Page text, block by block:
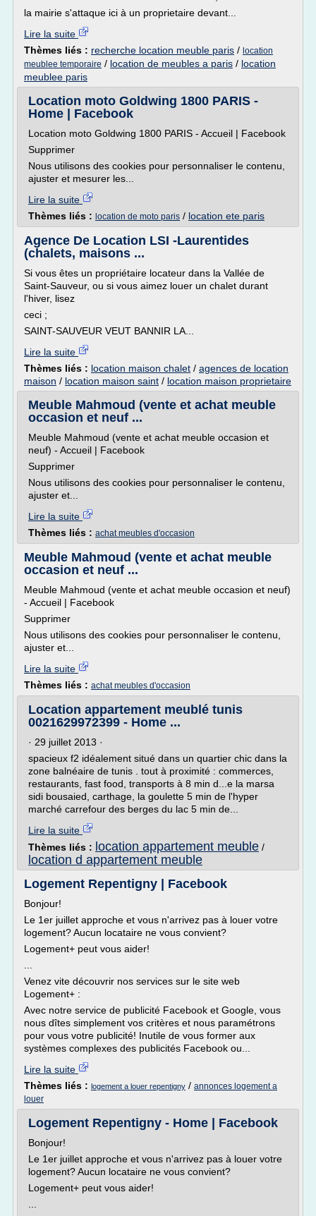
la mairie s'attaque ici à un proprietaire devant...
Lire la suite
Thèmes liés : recherche location meuble paris / location
meublee temporaire / location de meubles a paris / location
meublee paris
Location moto Goldwing 1800 PARIS -
Home | Facebook
Location moto Goldwing 1800 PARIS - Accueil | Facebook
Supprimer
Nous utilisons des cookies pour personnaliser le contenu,
ajuster et mesurer les...
Lire la suite
Thèmes liés : location de moto paris / location ete paris
Agence De Location LSI -Laurentides
(chalets, maisons ...
Si vous êtes un propriétaire locateur dans la Vallée de
Saint-Sauveur, ou si vous aimez louer un chalet durant
l'hiver, lisez
ceci ;
SAINT-SAUVEUR VEUT BANNIR LA...
Lire la suite
Thèmes liés : location maison chalet / agences de location
maison / location maison saint / location maison proprietaire
Meuble Mahmoud (vente et achat meuble
occasion et neuf ...
Meuble Mahmoud (vente et achat meuble occasion et
neuf) - Accueil | Facebook
Supprimer
Nous utilisons des cookies pour personnaliser le contenu,
ajuster et...
Lire la suite
Thèmes liés : achat meubles d'occasion
Meuble Mahmoud (vente et achat meuble
occasion et neuf ...
Meuble Mahmoud (vente et achat meuble occasion et neuf)
- Accueil | Facebook
Supprimer
Nous utilisons des cookies pour personnaliser le contenu,
ajuster et...
Lire la suite
Thèmes liés : achat meubles d'occasion
Location appartement meublé tunis
0021629972399 - Home ...
· 29 juillet 2013 ·
spacieux f2 idéalement situé dans un quartier chic dans la
zone balnéaire de tunis . tout à proximité : commerces,
restaurants, fast food, transports à 8 min d...e la marsa
sidi bousaied, carthage, la goulette 5 min de l'hyper
marché carrefour des berges du lac 5 min de...
Lire la suite
Thèmes liés : location appartement meuble /
location d appartement meuble
Logement Repentigny | Facebook
Bonjour!
Le 1er juillet approche et vous n'arrivez pas à louer votre
logement? Aucun locataire ne vous convient?
Logement+ peut vous aider!
Venez vite découvrir nos services sur le site web
Logement+ :
Avec notre service de publicité Facebook et Google, vous
nous dîtes simplement vos critères et nous paramétrons
pour vous votre publicité! Inutile de vous former aux
systèmes complexes des publicités Facebook ou...
Lire la suite
Thèmes liés : logement a louer repentigny / annonces logement a
louer
Logement Repentigny - Home | Facebook
Bonjour!
Le 1er juillet approche et vous n'arrivez pas à louer votre
logement? Aucun locataire ne vous convient?
Logement+ peut vous aider!